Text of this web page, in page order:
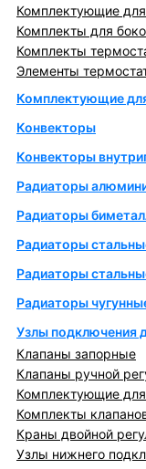
Комплектующие для
Комплекты для
Комплекты
Элементы
Комплектующие
Конвекторы
Конвекторы
Радиаторы
Радиаторы
Радиаторы
Радиаторы
Радиаторы
Узлы подключения
Клапаны запорные
Клапаны ручной
Комплектующие
Комплекты
Краны двойной
Узлы нижнего